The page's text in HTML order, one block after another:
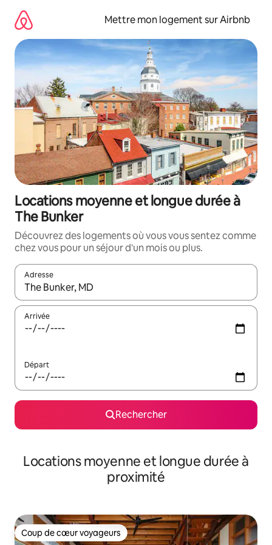
directement
contenu
Mettre mon logement sur Airbnb
Locations moyenne et longue durée à
The Bunker
Découvrez des logements où vous vous sentez comme
chez vous pour un séjour d'un mois ou plus.
Adresse
Lorsque les résultats s'affichent, utilisez les flèches vers le
Arrivée
Départ
Rechercher
Locations moyenne et longue durée à
proximité
Coup de cœur voyageurs
Coup de cœur voyageurs